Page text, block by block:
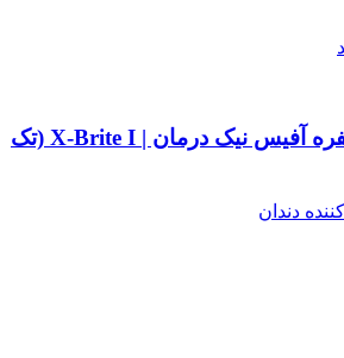
کیت بلیچینگ چهار نفره آفیس نیک درمان | X-Brite I (تک
دندان